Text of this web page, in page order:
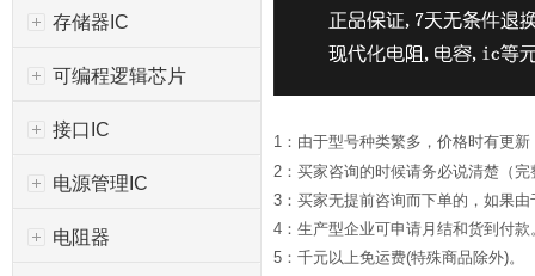
存储器IC
可编程逻辑芯片
接口IC
电源管理IC
电阻器
1：由于型号种类繁多，价格时有更
2：买家咨询的时候请务必说清楚（
3：买家无提前咨询而下单的，如果
4：生产型企业可申请月结和货到付款
5：千元以上免运费(特殊商品除外)。